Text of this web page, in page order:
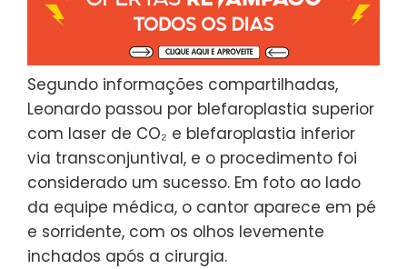
Segundo informações compartilhadas,
Leonardo passou por blefaroplastia superior
com laser de CO₂ e blefaroplastia inferior
via transconjuntival, e o procedimento foi
considerado um sucesso. Em foto ao lado
da equipe médica, o cantor aparece em pé
e sorridente, com os olhos levemente
inchados após a cirurgia.